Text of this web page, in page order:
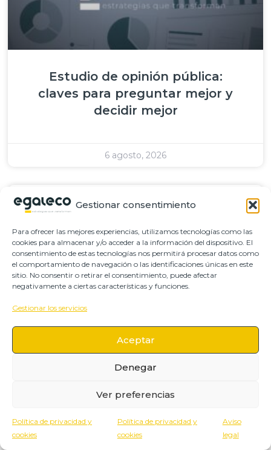
Gestionar consentimiento
Para ofrecer las mejores experiencias, utilizamos tecnologías como las
cookies para almacenar y/o acceder a la información del dispositivo. El
consentimiento de estas tecnologías nos permitirá procesar datos como
el comportamiento de navegación o las identificaciones únicas en este
sitio. No consentir o retirar el consentimiento, puede afectar
negativamente a ciertas características y funciones.
Gestionar los servicios
Aceptar
Denegar
Ver preferencias
Política de privacidad y
cookies
Política de privacidad y
cookies
Aviso
legal
Estudio de opinión pública:
claves para preguntar mejor y
decidir mejor
6 agosto, 2026
EGALECO Y MARCAS
Hipatia, la plataforma para
digitalizar diagnósticos,
auditorías retributivas y planes
de igualdad
6 julio, 2026